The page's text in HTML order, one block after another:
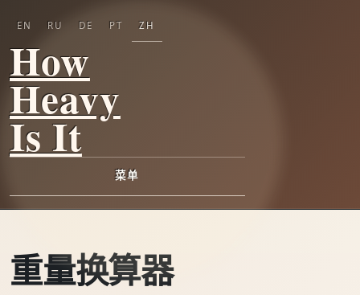
How
Heavy
Is It
菜单
EN RU DE PT ZH
重量换算器